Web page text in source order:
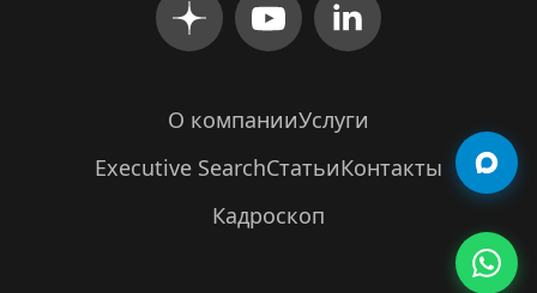
О компанииУслуги
Executive SearchСтатьиКонтакты
Кадроскоп